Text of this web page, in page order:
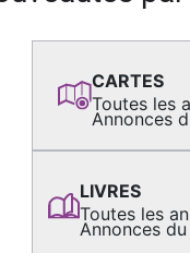
CARTES
Toutes les
Annonces
LIVRES
Toutes les
Annonces